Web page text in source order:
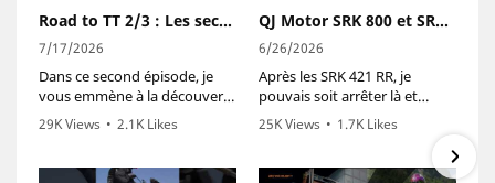
Road to TT 2/3 : Les secrets de l’île de Man
7/17/2026
Dans ce second épisode, je
vous emmène à la découverte
de l’île de Man, durant la
semaine d’essais du Tourist
également entendre les
29K Views • 2.1K Likes
QJ Motor SRK 800 et SRK 800 Dark | The Dark Side of China
6/26/2026
Après les SRK 421 RR, je
pouvais soit arrêter là et
éviter de fâcher
définitivement les puristes…
deux roadsters chinois qui
25K Views • 1.7K Likes